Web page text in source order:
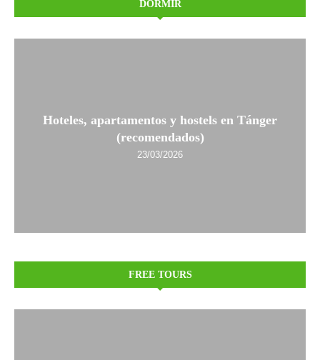
DORMIR
Hoteles, apartamentos y hostels en Tánger
(recomendados)
23/03/2026
FREE TOURS